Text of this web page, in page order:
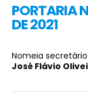
PORTARIA
DE 2021
Nomeia
José Flávio